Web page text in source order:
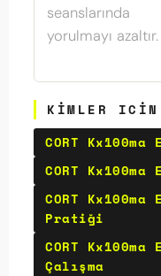
seanslarında
yorulmayı azaltır.
KIMLER ICIN
CORT
CORT
CORT
Pratiği
CORT
Çalışma